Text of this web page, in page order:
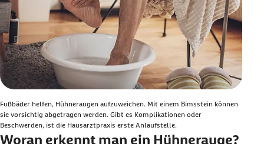
Fußbäder helfen, Hühneraugen aufzuweichen. Mit einem Bimsstein können
sie vorsichtig abgetragen werden. Gibt es Komplikationen oder
Beschwerden, ist die Hausarztpraxis erste Anlaufstelle.
Woran erkennt man ein Hühnerauge?